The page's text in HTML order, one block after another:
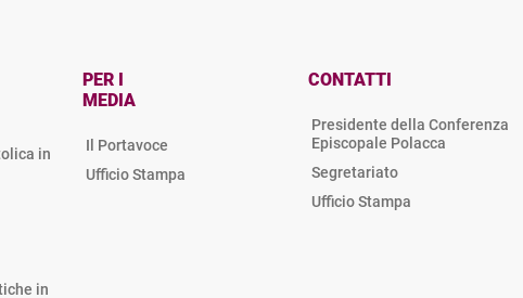
in
in
PER I
MEDIA
Il Portavoce
Ufficio Stampa
CONTATTI
Presidente della Conferenza
Episcopale Polacca
Segretariato
Ufficio Stampa